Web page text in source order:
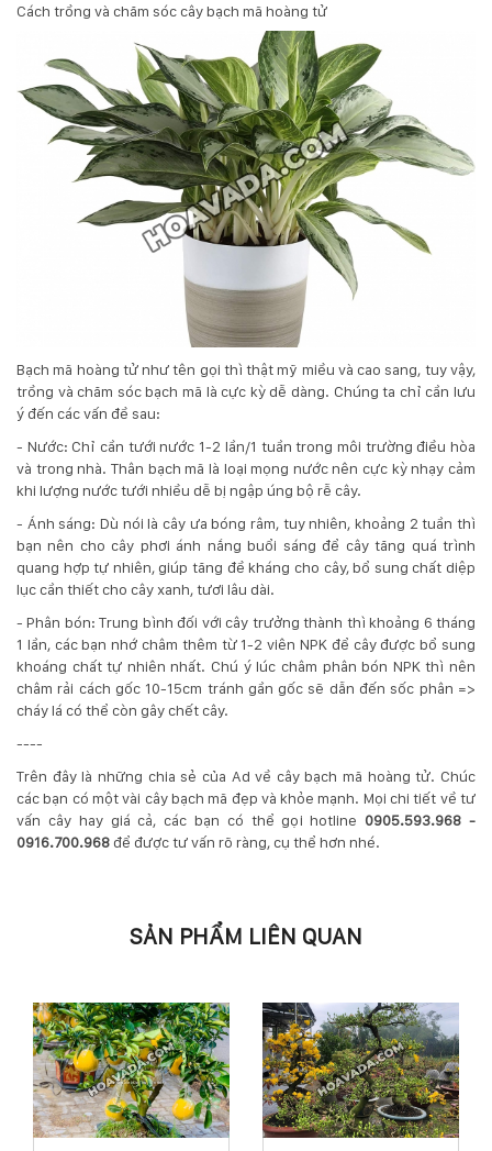
Cách trồng và chăm sóc cây bạch mã hoàng tử
Bạch mã hoàng tử như tên gọi thì thật mỹ miều và cao sang, tuy vậy,
trồng và chăm sóc bạch mã là cực kỳ dễ dàng. Chúng ta chỉ cần lưu
ý đến các vấn đề sau:
- Nước: Chỉ cần tưới nước 1-2 lần/1 tuần trong môi trường điều hòa
và trong nhà. Thân bạch mã là loại mọng nước nên cực kỳ nhạy cảm
khi lượng nước tưới nhiều dễ bị ngập úng bộ rễ cây.
- Ánh sáng: Dù nói là cây ưa bóng râm, tuy nhiên, khoảng 2 tuần thì
bạn nên cho cây phơi ánh nắng buổi sáng để cây tăng quá trình
quang hợp tự nhiên, giúp tăng đề kháng cho cây, bổ sung chất diệp
lục cần thiết cho cây xanh, tươi lâu dài.
- Phân bón: Trung bình đối với cây trưởng thành thì khoảng 6 tháng
1 lần, các bạn nhớ châm thêm từ 1-2 viên NPK để cây được bổ sung
khoáng chất tự nhiên nhất. Chú ý lúc châm phân bón NPK thì nên
châm rải cách gốc 10-15cm tránh gần gốc sẽ dẫn đến sốc phân =>
cháy lá có thể còn gây chết cây.
----
Trên đây là những chia sẻ của Ad về cây bạch mã hoàng tử. Chúc
các bạn có một vài cây bạch mã đẹp và khỏe mạnh. Mọi chi tiết về tư
vấn cây hay giá cả, các bạn có thể gọi hotline 0905.593.968 -
0916.700.968để được tư vấn rõ ràng, cụ thể hơn nhé.
SẢN PHẨM LIÊN QUAN